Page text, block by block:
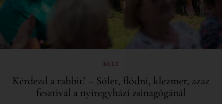
KULT
Kérdezd a rabbit! – Sólet, flódni, klezmer, azaz
fesztivál a nyíregyházi zsinagógánál